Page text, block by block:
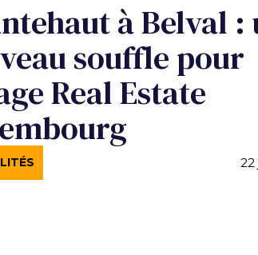
à Belval :
souffle pour
Real Estate
22